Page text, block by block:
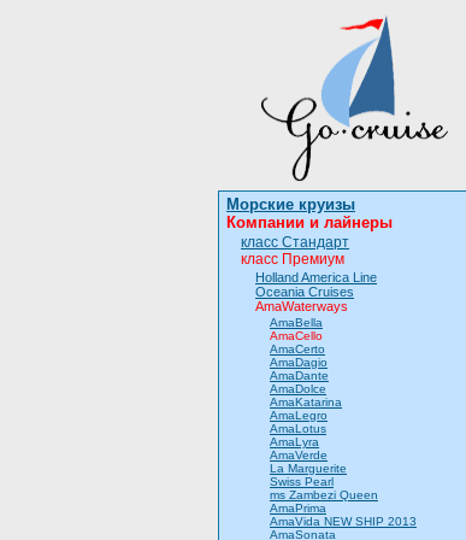
Морские круизы
Компании и лайнеры
класс Стандарт
класс Премиум
Holland America Line
Oceania Cruises
AmaWaterways
AmaBella
AmaCello
AmaCerto
AmaDagio
AmaDante
AmaDolce
AmaKatarina
AmaLegro
AmaLotus
AmaLyra
AmaVerde
La Marguerite
Swiss Pearl
ms Zambezi Queen
AmaPrima
AmaVida NEW SHIP 2013
AmaSonata